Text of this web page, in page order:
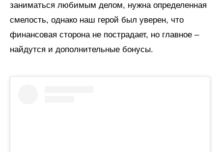
заниматься любимым делом, нужна определенная
смелость, однако наш герой был уверен, что
финансовая сторона не пострадает, но главное –
найдутся и дополнительные бонусы.